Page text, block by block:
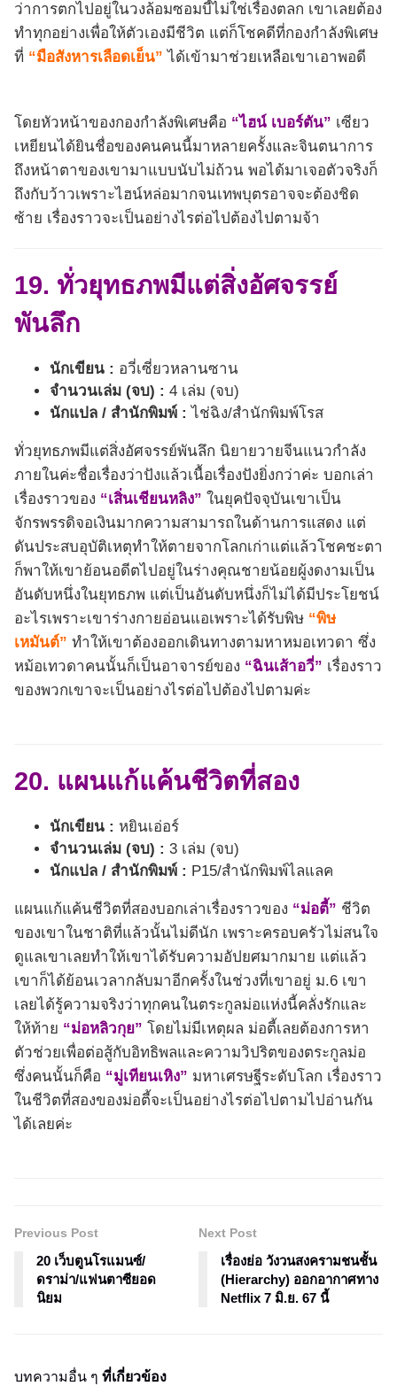
ว่าการตกไปอยู่ในวงล้อมซอมบี้ไม่ใช่เรื่องตลก เขาเลยต้อง
ทำทุกอย่างเพื่อให้ตัวเองมีชีวิต แต่ก็โชคดีที่กองกำลังพิเศษ
ที่ “มือสังหารเลือดเย็น” ได้เข้ามาช่วยเหลือเขาเอาพอดี
โดยหัวหน้าของกองกำลังพิเศษคือ “ไฮน์ เบอร์ตัน” เซียว
เหยียนได้ยินชื่อของคนคนนี้มาหลายครั้งและจินตนาการ
ถึงหน้าตาของเขามาแบบนับไม่ถ้วน พอได้มาเจอตัวจริงก็
ถึงกับว้าวเพราะไฮน์หล่อมากจนเทพบุตรอาจจะต้องชิด
ซ้าย เรื่องราวจะเป็นอย่างไรต่อไปต้องไปตามจ้า
19. ทั่วยุทธภพมีแต่สิ่งอัศจรรย์
พันลึก
นักเขียน : อวี่เซี่ยวหลานซาน
จำนวนเล่ม (จบ) : 4 เล่ม (จบ)
นักแปล / สำนักพิมพ์ : ไช่ฉิง/สำนักพิมพ์โรส
ทั่วยุทธภพมีแต่สิ่งอัศจรรย์พันลึก นิยายวายจีนแนวกำลัง
ภายในค่ะชื่อเรื่องว่าปังแล้วเนื้อเรื่องปังยิ่งกว่าค่ะ บอกเล่า
เรื่องราวของ “เสิ่นเชียนหลิง” ในยุคปัจจุบันเขาเป็น
จักรพรรดิจอเงินมากความสามารถในด้านการแสดง แต่
ดันประสบอุบัติเหตุทำให้ตายจากโลกเก่าแต่แล้วโชคชะตา
ก็พาให้เขาย้อนอดีตไปอยู่ในร่างคุณชายน้อยผู้งดงามเป็น
อันดับหนึ่งในยุทธภพ แต่เป็นอันดับหนึ่งก็ไม่ได้มีประโยชน์
อะไรเพราะเขาร่างกายอ่อนแอเพราะได้รับพิษ “พิษ
เหมันต์” ทำให้เขาต้องออกเดินทางตามหาหมอเทวดา ซึ่ง
หม้อเทวดาคนนั้นก็เป็นอาจารย์ของ “ฉินเส้าอวี่” เรื่องราว
ของพวกเขาจะเป็นอย่างไรต่อไปต้องไปตามค่ะ
20. แผนแก้แค้นชีวิตที่สอง
นักเขียน : หยินเอ่อร์
จำนวนเล่ม (จบ) : 3 เล่ม (จบ)
นักแปล / สำนักพิมพ์ : P15/สำนักพิมพ์ไลแลค
แผนแก้แค้นชีวิตที่สองบอกเล่าเรื่องราวของ “ม่อตี้” ชีวิต
ของเขาในชาติที่แล้วนั้นไม่ดีนัก เพราะครอบครัวไม่สนใจ
ดูแลเขาเลยทำให้เขาได้รับความอัปยศมากมาย แต่แล้ว
เขาก็ได้ย้อนเวลากลับมาอีกครั้งในช่วงที่เขาอยู่ ม.6 เขา
เลยได้รู้ความจริงว่าทุกคนในตระกูลม่อแห่งนี้คลั่งรักและ
ให้ท้าย “ม่อหลิวกุย” โดยไม่มีเหตุผล ม่อตี้เลยต้องการหา
ตัวช่วยเพื่อต่อสู้กับอิทธิพลและความวิปริตของตระกูลม่อ
ซึ่งคนนั้นก็คือ “มู่เทียนเหิง” มหาเศรษฐีระดับโลก เรื่องราว
ในชีวิตที่สองของม่อตี้จะเป็นอย่างไรต่อไปตามไปอ่านกัน
ได้เลยค่ะ
Previous Post
20 เว็บตูนโรแมนซ์/
ดราม่า/แฟนตาซียอด
นิยม
Next Post
เรื่องย่อ วังวนสงครามชนชั้น
(Hierarchy) ออกอากาศทาง
Netflix 7 มิ.ย. 67 นี้
บทความอื่น ๆ ที่เกี่ยวข้อง